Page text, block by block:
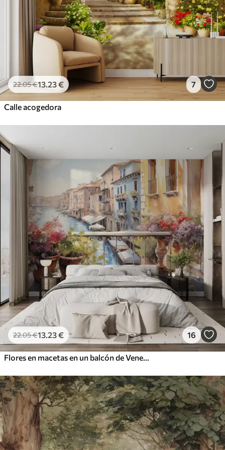
22.05€13 .23€ 7
Calle acogedora
22.05€13 .23€ 16